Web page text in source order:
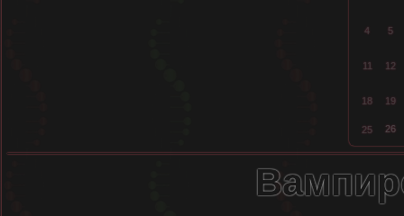
4 5
11 12
18 19
25 26